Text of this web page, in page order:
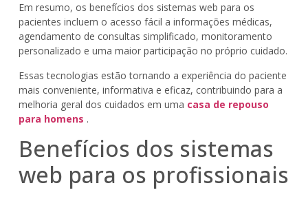
Em resumo, os benefícios dos sistemas web para os
pacientes incluem o acesso fácil a informações médicas,
agendamento de consultas simplificado, monitoramento
personalizado e uma maior participação no próprio cuidado.
Essas tecnologias estão tornando a experiência do paciente
mais conveniente, informativa e eficaz, contribuindo para a
melhoria geral dos cuidados em uma casa de repouso
para homens .
Benefícios dos sistemas
web para os profissionais